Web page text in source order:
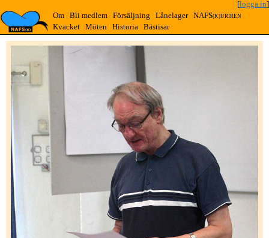
[logga in]
Om
Bli medlem Försäljning Lånelager NAFS(K)URIREN
Kvacket Möten Historia Bästisar